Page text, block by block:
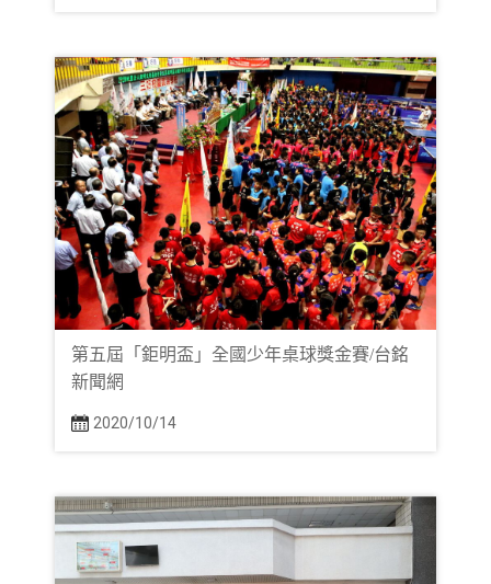
第五屆「鉅明盃」全國少年桌球獎金賽/台銘
新聞網
2020/10/14